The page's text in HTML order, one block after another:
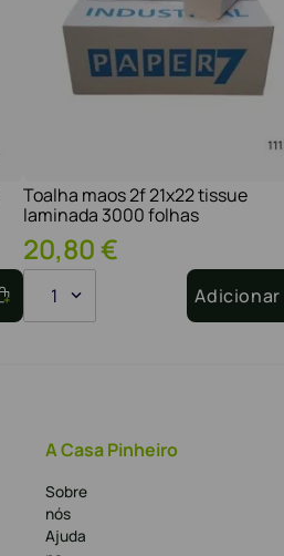
Toalha maos 2f 21x22 tissue
laminada 3000 folhas
20,80€
1 Adicionar
A Casa Pinheiro
Sobre
nós
Ajuda